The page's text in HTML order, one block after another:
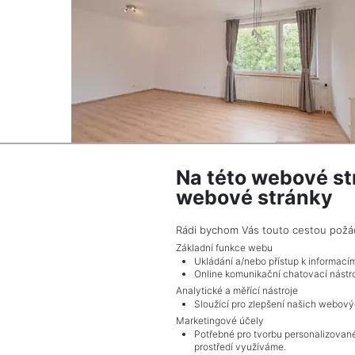
Apartment for sale / 3+1 (2 bedrooms) / 84
13,300,000 CZK (real estate) Price Price
including commission and legal services.
Na této webové
webové stránky
Rádi bychom Vás touto cestou
Základní funkce webu
Ukládání a/nebo přístup k
Online komunikační chatovací
Analytické a měřící nástroje
Sloužící pro zlepšení našich
Marketingové účely
Potřebné pro tvorbu
prostředí využíváme.